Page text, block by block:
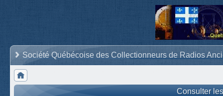
Société Québécoise des Collectionneurs de Radios
Consulter